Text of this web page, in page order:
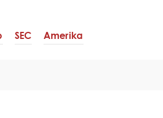
SEC Amerika